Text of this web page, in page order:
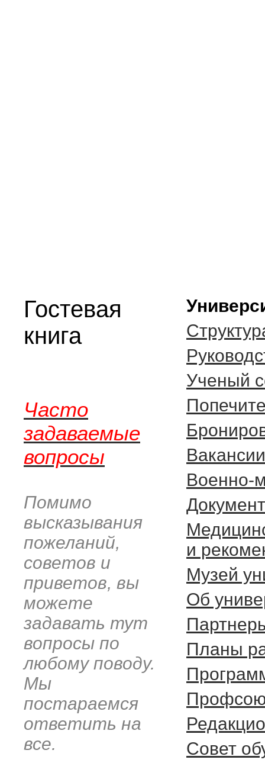
Гостевая
книга
Часто
задаваемые
вопросы
Помимо
высказывания
пожеланий,
советов и
приветов, вы
можете
задавать тут
вопросы по
любому поводу.
Мы
постараемся
ответить на
все.
Ученый
Военно-
и
Музей
Об
Планы
Cовет